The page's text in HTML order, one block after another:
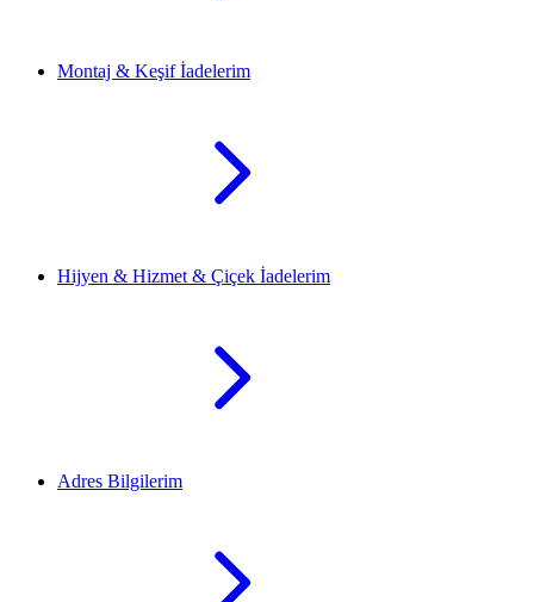
Montaj & Keşif İadelerim
Hijyen & Hizmet & Çiçek İadelerim
Adres Bilgilerim